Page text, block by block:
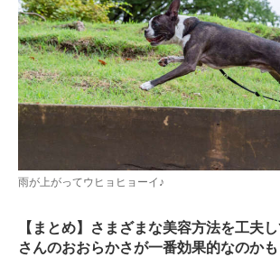
雨が上がってウヒョヒョーイ♪
【まとめ】さまざまな美容方法を工夫
さんのおおらかさが一番効果的なのかも